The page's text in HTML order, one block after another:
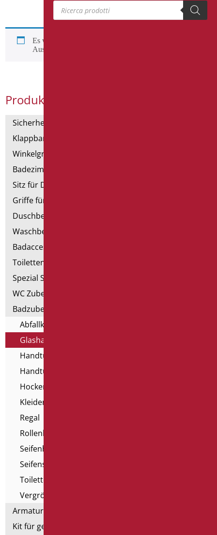
Produktkategorien
Sicherheitsgriffe
Klappbar und Haltegriffe
Winkelgriffe für Dusche und Badewanne
Badezimmerspiegel
Sitz für Dusche und Badewanne
Griffe für Dusche mit Brausenhalter
Duschbecken und Kabine
Waschbecken
Badaccessoires
Toiletten, Bidet und ausgestattete Wände
Spezial Sanitär
WC Zubehörteil
Badzubehörteil
Abfallkorb
Glashalter
Handtuchhalter
Handtuchspender
Hocker und Sitze für Badewannen
Kleiderhaken
Regal
Rollenhalter
Seifenhalter
Seifenspender
Toilettenbürstenhalter
Vergrößerungsspiegel
Armaturen
Kit für genehmigte Badezimmer
Es wurden keine Produkte gefunden, die deiner
Auswahl entsprechen.
Products search